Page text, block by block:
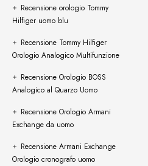
Recensione orologio Tommy
Hilfiger uomo blu
Recensione Tommy Hilfiger
Orologio Analogico Multifunzione
Recensione Orologio BOSS
Analogico al Quarzo Uomo
Recensione Orologio Armani
Exchange da uomo
Recensione Armani Exchange
Orologio cronografo uomo